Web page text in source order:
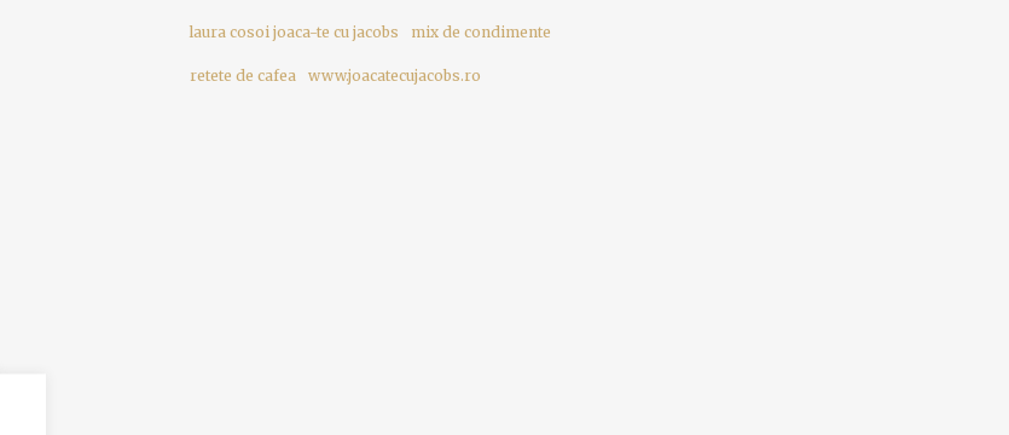
laura cosoi joaca-te cu jacobs mix de condimente
retete de cafea www.joacatecujacobs.ro